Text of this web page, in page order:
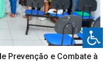
Prevenção e Combate à